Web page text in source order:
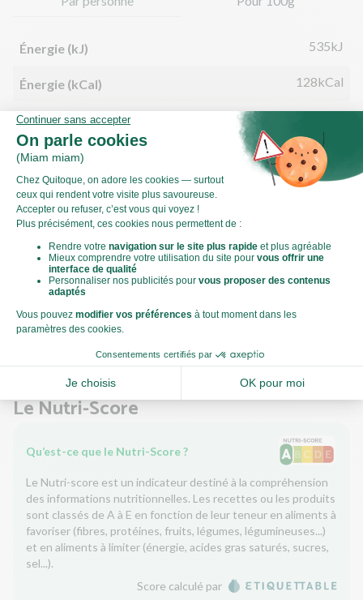
Énergie (kJ) 535kJ
Énergie (kCal) 128kCal
Matières grasses
dont acides gras saturés 0,54g
Glucides 14,28g
dont sucre
Fibres 2,39g
Protéines
Sel
Le Nutri-Score
Qu’est-ce que le Nutri-Score ?
Le Nutri-score est un indicateur destiné à la compréhension
des informations nutritionnelles. Les recettes ou les produits
sont classés de A à E en fonction de leur teneur en aliments à
favoriser (fibres, protéines, fruits, légumes, légumineuses...)
et en aliments à limiter (énergie, acides gras saturés, sucres,
sel...).
Score calculé par